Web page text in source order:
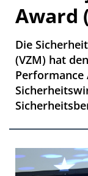
Award
Die
(VZM) hat
Performance